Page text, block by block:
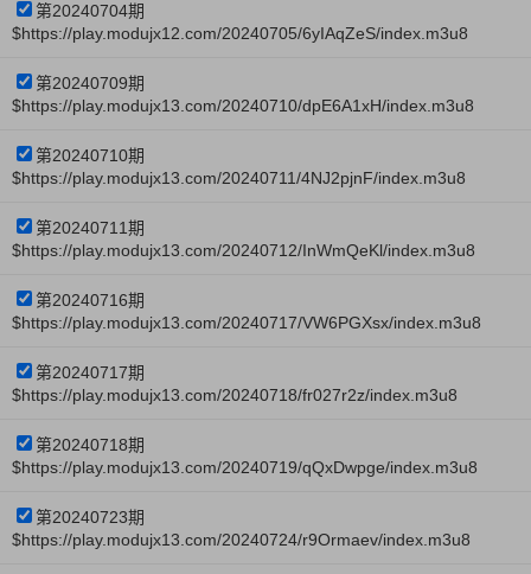
第20240704期
$https://play.modujx12.com/20240705/6yIAqZeS/index.m3u8
第20240709期
$https://play.modujx13.com/20240710/dpE6A1xH/index.m3u8
第20240710期
$https://play.modujx13.com/20240711/4NJ2pjnF/index.m3u8
第20240711期
$https://play.modujx13.com/20240712/InWmQeKl/index.m3u8
第20240716期
$https://play.modujx13.com/20240717/VW6PGXsx/index.m3u8
第20240717期
$https://play.modujx13.com/20240718/fr027r2z/index.m3u8
第20240718期
$https://play.modujx13.com/20240719/qQxDwpge/index.m3u8
第20240723期
$https://play.modujx13.com/20240724/r9Ormaev/index.m3u8